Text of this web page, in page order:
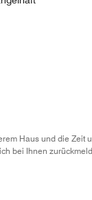
Haus und die
bei Ihnen